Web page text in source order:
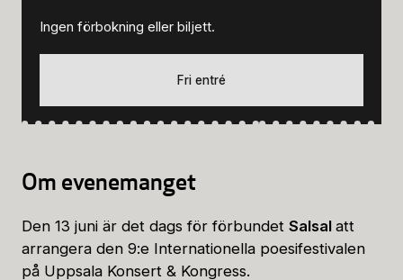
Om evenemanget
Den 13 juni är det dags för förbundet Salsal att
arrangera den 9:e Internationella poesifestivalen
på Uppsala Konsert & Kongress.
Ingen förbokning eller biljett.
Fri entré